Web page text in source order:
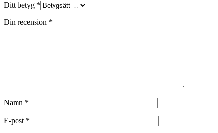
Ditt betyg *
Din recension *
Namn *
E-post *